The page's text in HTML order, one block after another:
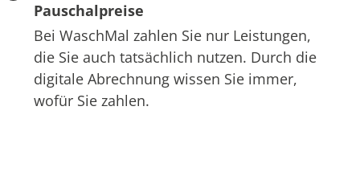
Pauschalpreise
Bei WaschMal zahlen Sie nur Leistungen,
die Sie auch tatsächlich nutzen. Durch die
digitale Abrechnung wissen Sie immer,
wofür Sie zahlen.